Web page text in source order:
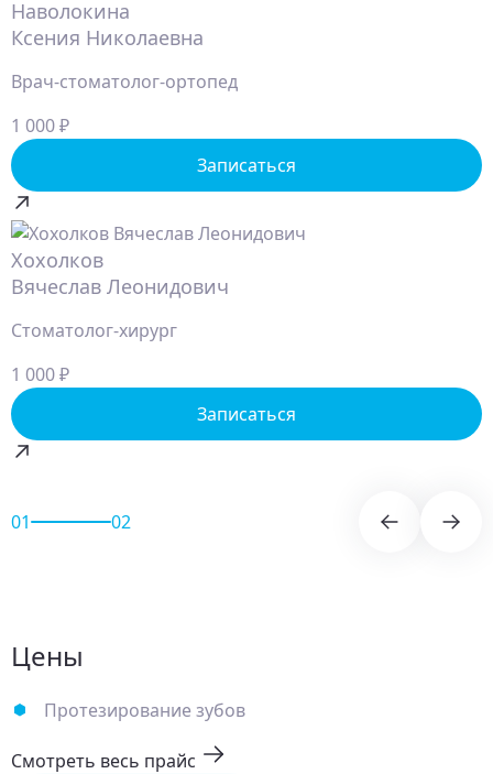
Наволокина
Ксения Николаевна
Врач-стоматолог-ортопед
1 000 ₽
Записаться
Хохолков
Вячеслав Леонидович
Стоматолог-хирург
1 000 ₽
Записаться
01 02
Цены
Протезирование зубов
Смотреть весь прайс